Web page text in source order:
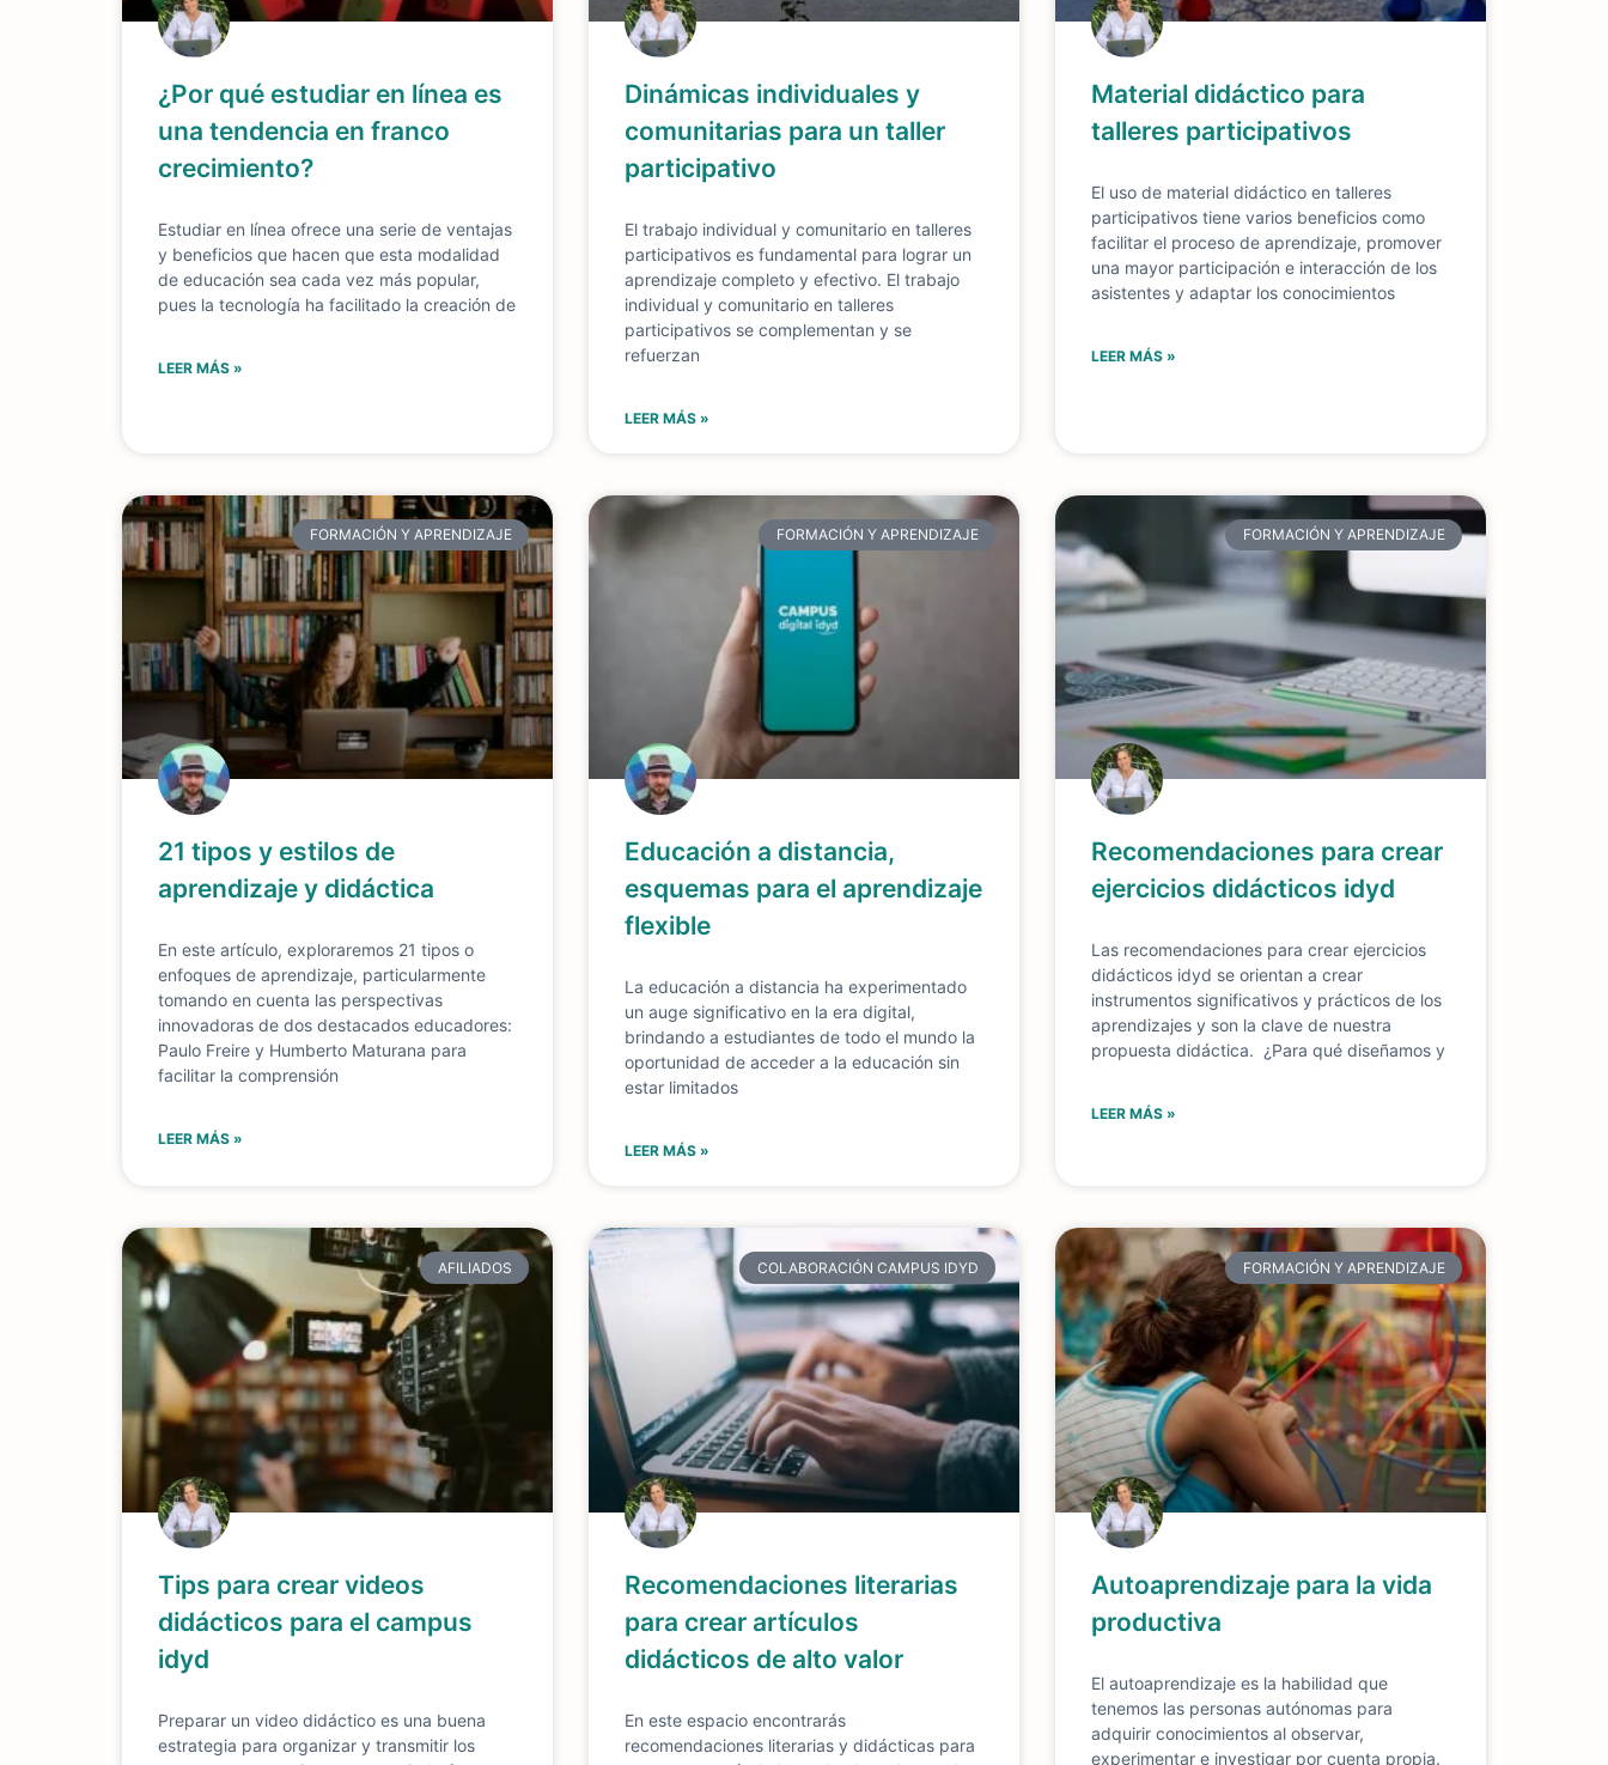
¿Por qué estudiar en línea es
una tendencia en franco
crecimiento?
Estudiar en línea ofrece una serie de ventajas
y beneficios que hacen que esta modalidad
de educación sea cada vez más popular,
pues la tecnología ha facilitado la creación de
LEER MÁS »
Dinámicas individuales y
comunitarias para un taller
participativo
El trabajo individual y comunitario en talleres
participativos es fundamental para lograr un
aprendizaje completo y efectivo. El trabajo
individual y comunitario en talleres
participativos se complementan y se
refuerzan
LEER MÁS »
Material didáctico para
talleres participativos
El uso de material didáctico en talleres
participativos tiene varios beneficios como
facilitar el proceso de aprendizaje, promover
una mayor participación e interacción de los
asistentes y adaptar los conocimientos
LEER MÁS »
FORMACIÓN Y APRENDIZAJE
21 tipos y estilos de
aprendizaje y didáctica
En este artículo, exploraremos 21 tipos o
enfoques de aprendizaje, particularmente
tomando en cuenta las perspectivas
innovadoras de dos destacados educadores:
Paulo Freire y Humberto Maturana para
facilitar la comprensión
LEER MÁS »
FORMACIÓN Y APRENDIZAJE
Educación a distancia,
esquemas para el aprendizaje
flexible
La educación a distancia ha experimentado
un auge significativo en la era digital,
brindando a estudiantes de todo el mundo la
oportunidad de acceder a la educación sin
estar limitados
LEER MÁS »
FORMACIÓN Y APRENDIZAJE
Recomendaciones para crear
ejercicios didácticos idyd
Las recomendaciones para crear ejercicios
didácticos idyd se orientan a crear
instrumentos significativos y prácticos de los
aprendizajes y son la clave de nuestra
propuesta didáctica. ¿Para qué diseñamos y
LEER MÁS »
AFILIADOS
Tips para crear videos
didácticos para el campus
idyd
Preparar un video didáctico es una buena
estrategia para organizar y transmitir los
COLABORACIÓN CAMPUS IDYD
Recomendaciones literarias
para crear artículos
didácticos de alto valor
En este espacio encontrarás
recomendaciones literarias y didácticas para
FORMACIÓN Y APRENDIZAJE
Autoaprendizaje para la vida
productiva
El autoaprendizaje es la habilidad que
tenemos las personas autónomas para
adquirir conocimientos al observar,
experimentar e investigar por cuenta propia.